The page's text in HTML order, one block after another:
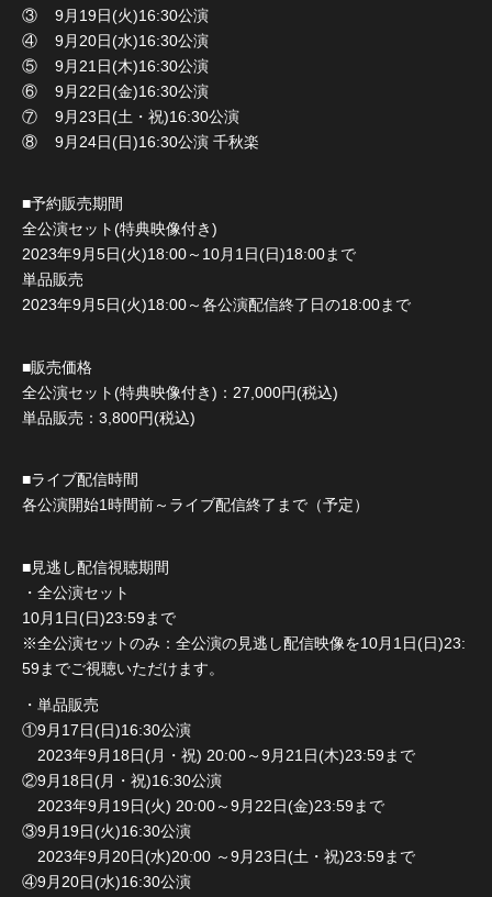
③ 9月19日(火)16:30公演
④ 9月20日(水)16:30公演
⑤ 9月21日(木)16:30公演
⑥ 9月22日(金)16:30公演
⑦ 9月23日(土・祝)16:30公演
⑧ 9月24日(日)16:30公演 千秋楽
■予約販売期間
全公演セット(特典映像付き)
2023年9月5日(火)18:00～10月1日(日)18:00まで
単品販売
2023年9月5日(火)18:00～各公演配信終了日の18:00まで
■販売価格
全公演セット(特典映像付き)：27,000円(税込)
単品販売：3,800円(税込)
■ライブ配信時間
各公演開始1時間前～ライブ配信終了まで（予定）
■見逃し配信視聴期間
・全公演セット
10月1日(日)23:59まで
※全公演セットのみ：全公演の見逃し配信映像を10月1日(日)23:
59までご視聴いただけます。
・単品販売
①9月17日(日)16:30公演
2023年9月18日(月・祝) 20:00～9月21日(木)23:59まで
②9月18日(月・祝)16:30公演
2023年9月19日(火) 20:00～9月22日(金)23:59まで
③9月19日(火)16:30公演
2023年9月20日(水)20:00 ～9月23日(土・祝)23:59まで
④9月20日(水)16:30公演